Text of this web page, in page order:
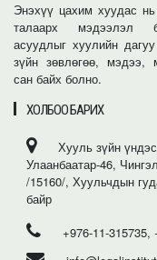
Энэхүү цахим хуудас
талаарх
асуудлыг хуулийн
зүйн зөвлөгөө, мэдээ,
сан байх болно.
ХОЛБОО БАРИХ
Хууль зүйн
Улаанбаатар-46,
/15160/, Хуульчдын
байр
+976-11-315735,